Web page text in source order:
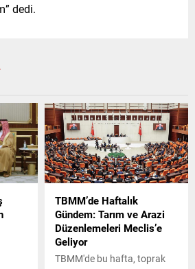
dedi.
TBMM’de Haftalık
Gündem: Tarım ve Arazi
Düzenlemeleri Meclis’e
Geliyor
TBMM'de bu hafta, toprak